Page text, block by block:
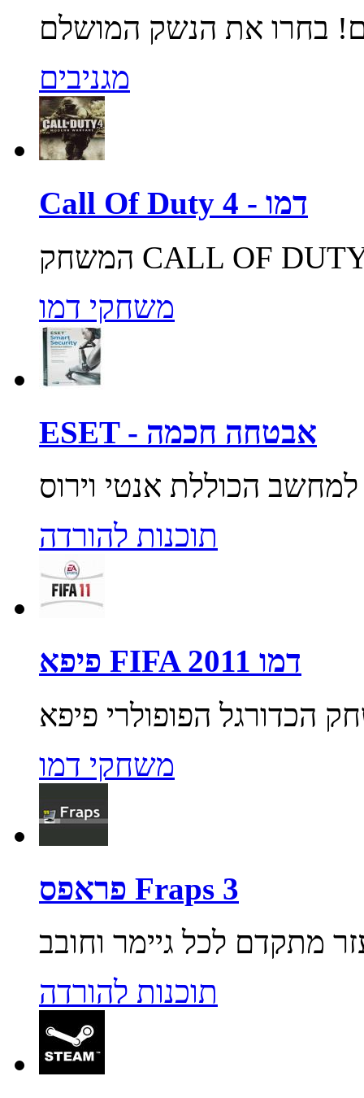
מגניבים
Call Of Duty 4 - דמו
משחקי דמו
ESET - אבטחה חכמה
תוכנות להורדה
פיפא FIFA 2011 דמו
משחקי דמו
פראפס Fraps 3
תוכנות להורדה